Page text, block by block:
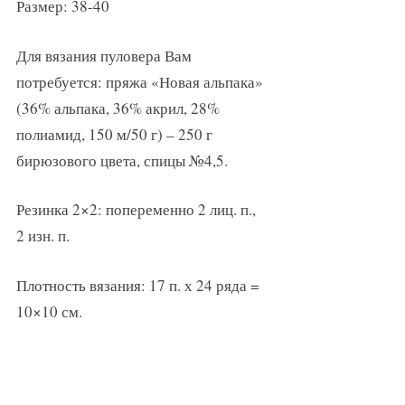
Размер: 38-40
Для вязания пуловера Вам
потребуется: пряжа «Новая альпака»
(36% альпака, 36% акрил, 28%
полиамид, 150 м/50 г) – 250 г
бирюзового цвета, спицы №4,5.
Резинка 2×2: попеременно 2 лиц. п.,
2 изн. п.
Плотность вязания: 17 п. х 24 ряда =
10×10 см.